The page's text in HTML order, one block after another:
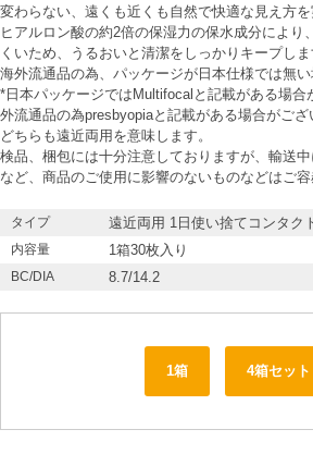
変わらない、遠くも近くも自然で快適な見え方を
ヒアルロン酸の約2倍の保湿力の保水成分により
くいため、うるおいと清潔をしっかりキープしま
海外流通品の為、パッケージが日本仕様では無い
*日本パッケージではMultifocalと記載がある場合
外流通品の為presbyopiaと記載がある場合がござ
どちらも遠近両用を意味します。
検品、梱包には十分注意しておりますが、輸送
など、商品のご使用に影響のないものなどはご容
タイプ 遠近両用 1日使い捨てコンタク
内容量 1箱30枚入り
BC/DIA 8.7/14.2
1箱 4箱セット